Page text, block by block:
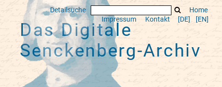
Detailsuche
Home
Impressum
Kontakt [DE] [EN]
Das Digitale
Senckenberg-Archiv